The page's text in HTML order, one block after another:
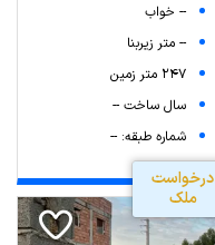
درخواست
ملک
-- خواب
-- متر زیربنا
247 متر زمین
سال ساخت --
شماره طبقه: --